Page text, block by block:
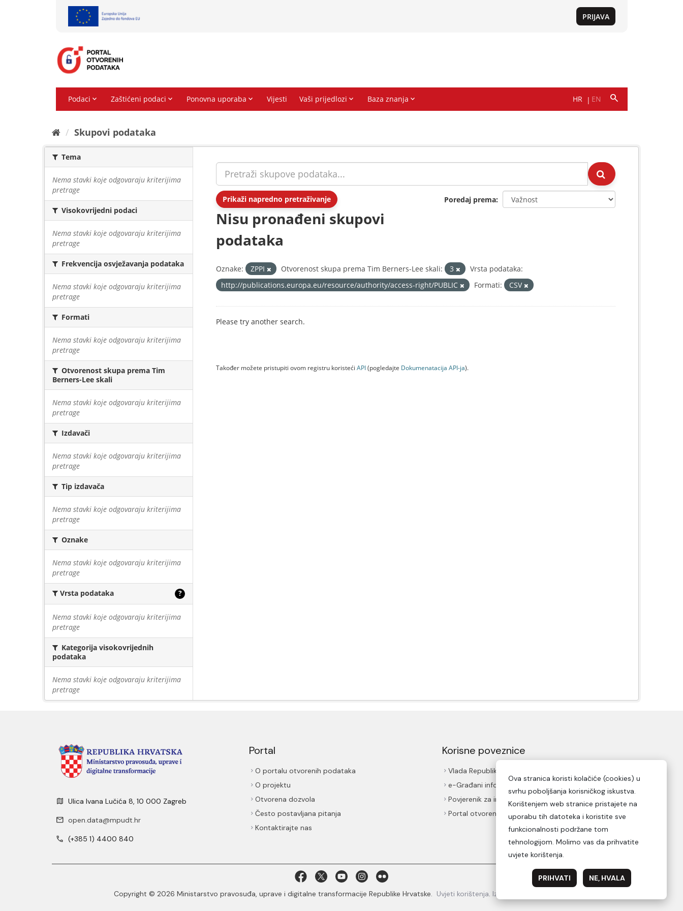
Skupovi podаtаkа
Tema
Nema stavki koje odgovaraju kriterijima
pretrage
Visokovrijedni podaci
Nema stavki koje odgovaraju kriterijima
pretrage
Frekvencija osvježavanja podataka
Nema stavki koje odgovaraju kriterijima
pretrage
Formati
Nema stavki koje odgovaraju kriterijima
pretrage
Otvorenost skupa prema Tim
Berners-Lee skali
Nema stavki koje odgovaraju kriterijima
pretrage
Izdavači
Nema stavki koje odgovaraju kriterijima
pretrage
Tip izdavača
Nema stavki koje odgovaraju kriterijima
pretrage
Oznake
Nema stavki koje odgovaraju kriterijima
pretrage
Vrsta podataka ?
Nema stavki koje odgovaraju kriterijima
pretrage
Kategorija visokovrijednih
podataka
Nema stavki koje odgovaraju kriterijima
pretrage
Prikaži napredno pretraživanje Poredaj prema
Nisu pronađeni skupovi
podataka
Oznake: ZPPI Otvorenost skupa prema Tim Berners-Lee skali: 3
Vrsta podataka:
http://publications.europa.eu/resource/authority/access-right/PUBLIC
Formati: CSV
Please try another search.
Također možete pristupiti ovom registru koristeći API(pogledajte Dokumenаtаcijа API-jа).